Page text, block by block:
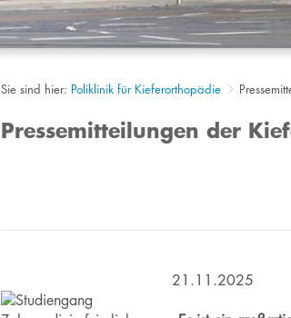
Sie sind hier: Poliklinik für Kieferorthopädie
Pressemitteilungen der
21.11.2025​